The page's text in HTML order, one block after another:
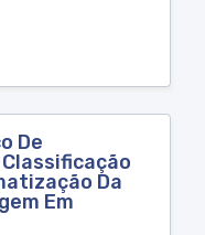
De
Da
Em